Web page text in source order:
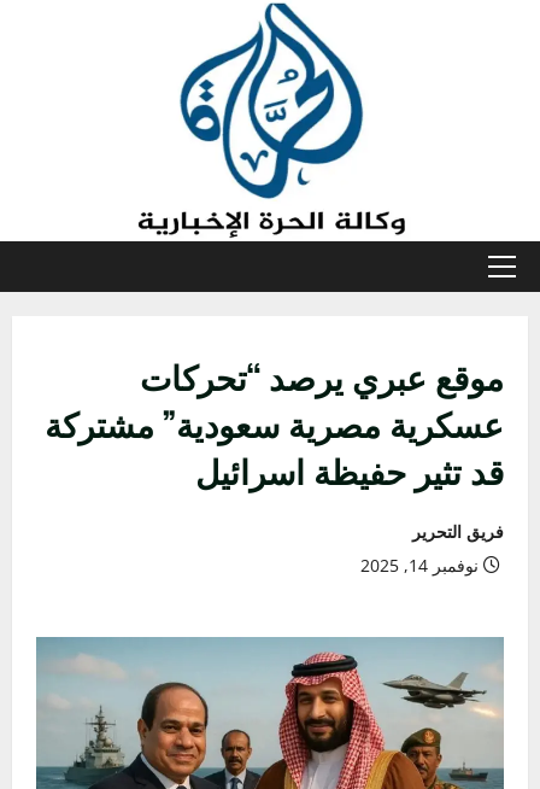
القائمة
موقع عبري يرصد “تحركات
عسكرية مصرية سعودية” مشتركة
قد تثير حفيظة اسرائيل
فريق التحرير
نوفمبر 14, 2025